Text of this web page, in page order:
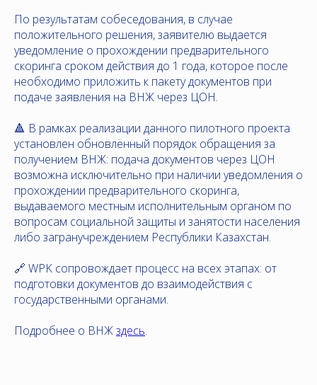
По результатам собеседования, в случае
положительного решения, заявителю выдается
уведомление о прохождении предварительного
скоринга сроком действия до 1 года, которое после
необходимо приложить к пакету документов при
подаче заявления на ВНЖ через ЦОН.
🔺 В рамках реализации данного пилотного проекта
установлен обновлённый порядок обращения за
получением ВНЖ: подача документов через ЦОН
возможна исключительно при наличии уведомления о
прохождении предварительного скоринга,
выдаваемого местным исполнительным органом по
вопросам социальной защиты и занятости населения
либо загранучреждением Республики Казахстан.
🔗 WPK сопровождает процесс на всех этапах: от
подготовки документов до взаимодействия с
государственными органами.
Подробнее о ВНЖздесь.